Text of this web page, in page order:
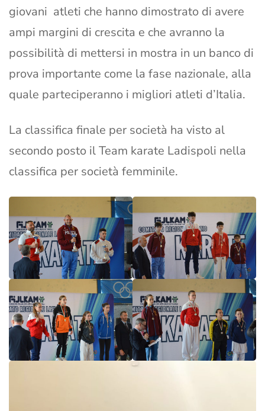
giovani atleti che hanno dimostrato di avere
ampi margini di crescita e che avranno la
possibilità di mettersi in mostra in un banco di
prova importante come la fase nazionale, alla
quale parteciperanno i migliori atleti d’Italia.
La classifica finale per società ha visto al
secondo posto il Team karate Ladispoli nella
classifica per società femminile.